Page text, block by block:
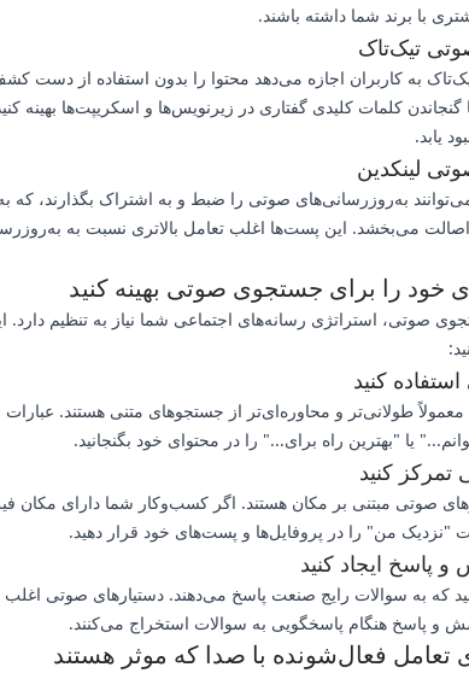
با برند شما داشته باشند.
به کاربران اجازه می‌دهد محتوا را بدون استفاده از دست
گنجاندن کلمات کلیدی گفتاری در زیرنویس‌ها و اسکریپت‌ها بهینه
یابد.
به‌روزرسانی‌های صوتی را ضبط و به اشتراک بگذارند، که
می‌بخشد. این پست‌ها اغلب تعامل بالاتری نسبت به
خود را برای جستجوی صوتی بهینه کنید
صوتی، استراتژی رسانه‌های اجتماعی شما نیاز به تنظیم دارد.
کنید
طولانی‌تر و محاوره‌ای‌تر از جستجوهای متنی هستند. عبارات
یا "بهترین راه برای..." را در محتوای خود بگنجانید.
کنید
صوتی مبتنی بر مکان هستند. اگر کسب‌وکار شما دارای مکان
"نزدیک من" را در پروفایل‌ها و پست‌های خود قرار دهید.
پاسخ ایجاد کنید
که به سوالات رایج صنعت پاسخ می‌دهند. دستیارهای صوتی اغلب
و پاسخ هنگام پاسخگویی به سوالات استخراج می‌کنند.
تعامل فعال‌شونده با صدا که موثر هستند